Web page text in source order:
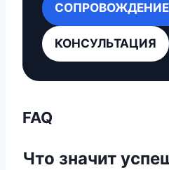
КОНСУЛЬТАЦИЯ
FAQ
Что значит